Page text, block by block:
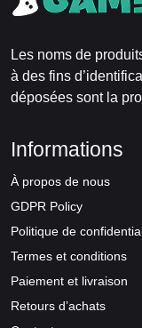
Les noms de
à des fins
déposées sont la
Informations
À propos de nous
GDPR Policy
Politique de
Termes et conditions
Paiement et livraison
Retours d’achats